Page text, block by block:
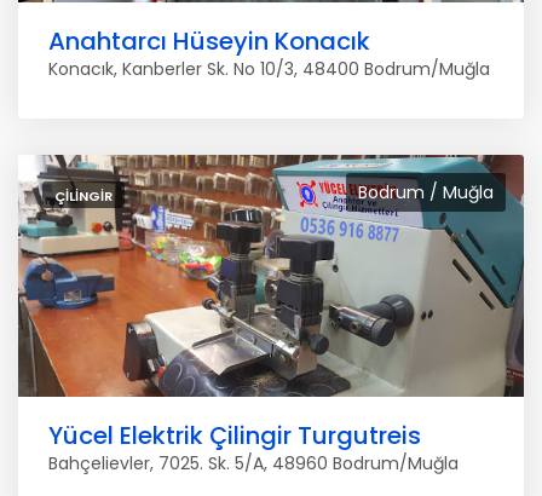
Anahtarcı Hüseyin Konacık
Konacık, Kanberler Sk. No 10/3, 48400 Bodrum/Muğla
Bodrum / Muğla
ÇILINGIR
Yücel Elektrik Çilingir Turgutreis
Bahçelievler, 7025. Sk. 5/A, 48960 Bodrum/Muğla